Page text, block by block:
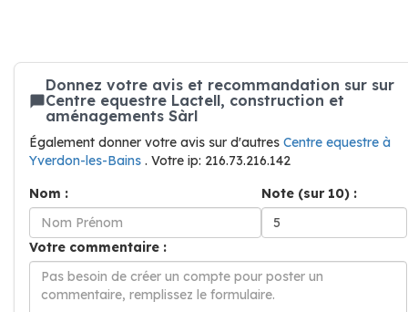
Donnez votre avis et recommandation sur sur
Centre equestre Lactell, construction et
aménagements Sàrl
Également donner votre avis sur d'autres Centre equestre à
Yverdon-les-Bains . Votre ip: 216.73.216.142
Nom :
Note (sur 10) :
Votre commentaire :